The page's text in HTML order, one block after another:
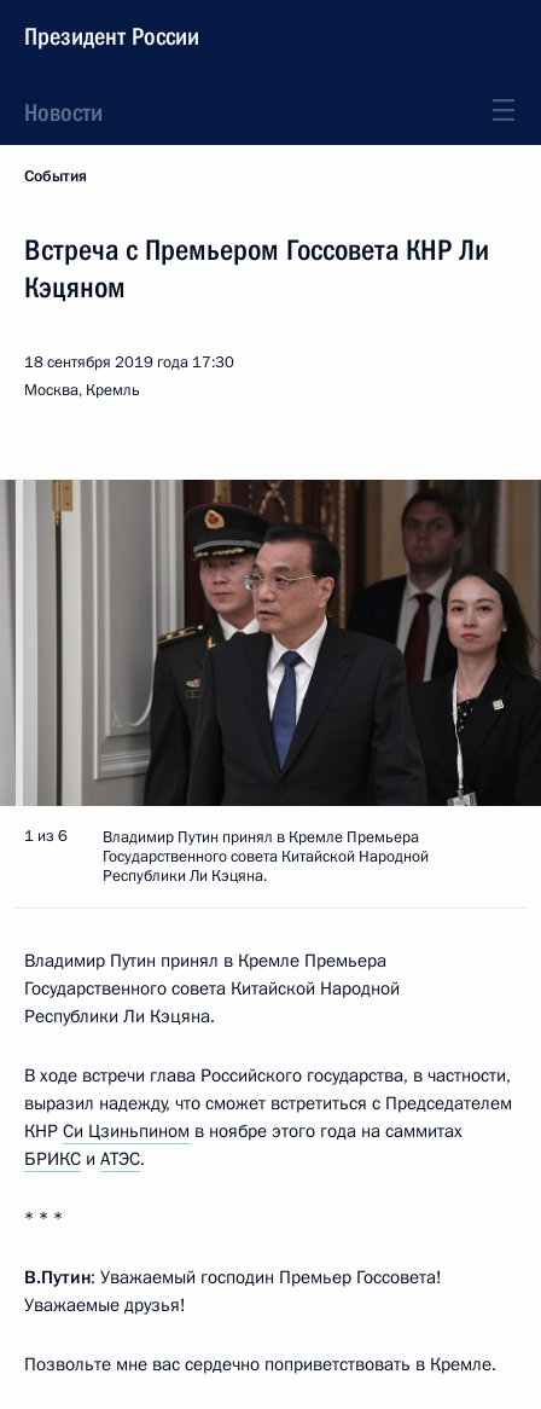
Президент России
Новости
События
Встреча с Премьером Госсовета КНР Ли
Кэцяном
18 сентября 2019 года 17:30
Москва, Кремль
1 из 6
Владимир Путин принял в Кремле Премьера
Государственного совета Китайской Народной
Республики Ли Кэцяна.
Владимир Путин принял в Кремле Премьера
Государственного совета Китайской Народной
Республики Ли Кэцяна.
В ходе встречи глава Российского государства, в частности,
выразил надежду, что сможет встретиться с Председателем
КНР Си Цзиньпином в ноябре этого года на саммитах
БРИКС и АТЭС.
* * *
В.Путин: Уважаемый господин Премьер Госсовета!
Уважаемые друзья!
Позвольте мне вас сердечно поприветствовать в Кремле.